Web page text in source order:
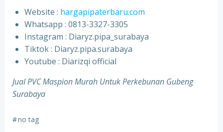
Website : hargapipaterbaru.com
Whatsapp : 0813-3327-3305
⁠Instagram : Diaryz.pipa_surabaya
⁠Tiktok : Diaryz.pipa.surabaya
⁠Youtube : Diarizqi official
Jual PVC Maspion Murah Untuk Perkebunan Gubeng
Surabaya
#no tag